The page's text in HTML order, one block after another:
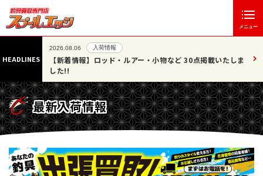
メニュー
HEADLINES
07/25
2026.08.06 入荷情報
【新着情報】ロッド・ルアー・小物など 30点掲載いたしま
した!!
最新入荷情報